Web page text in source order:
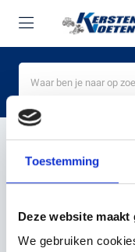
Toestemming
Deze website
We gebruiken
BATTERIJ